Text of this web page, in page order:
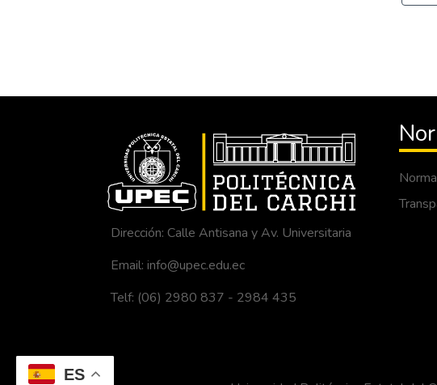
ES
Dirección: Calle Antisana y Av. Universitaria
Email: info@upec.edu.ec
Telf: (06) 2980 837 - 2984 435